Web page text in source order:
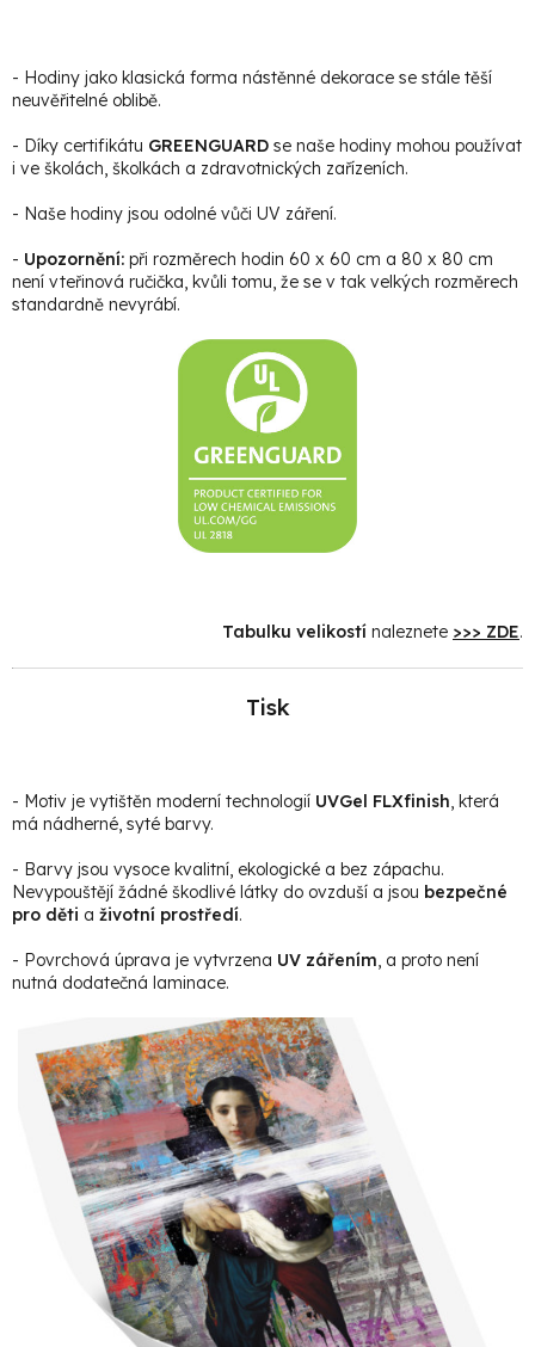
- Hodiny jako klasická forma nástěnné dekorace se stále těší
neuvěřitelné oblibě.
- Díky certifikátu GREENGUARD se naše hodiny mohou používat
i ve školách, školkách a zdravotnických zařízeních.
- Naše hodiny jsou odolné vůči UV záření.
- Upozornění: při rozměrech hodin 60 x 60 cm a 80 x 80 cm
není vteřinová ručička, kvůli tomu, že se v tak velkých rozměrech
standardně nevyrábí.
Tabulku velikostí naleznete >>> ZDE.
Tisk
- Motiv je vytištěn moderní technologií UVGel FLXfinish, která
má nádherné, syté barvy.
- Barvy jsou vysoce kvalitní, ekologické a bez zápachu.
Nevypouštějí žádné škodlivé látky do ovzduší a jsou bezpečné
pro děti a životní prostředí.
- Povrchová úprava je vytvrzena UV zářením, a proto není
nutná dodatečná laminace.